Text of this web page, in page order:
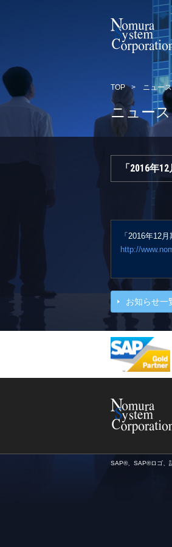
TOP > ニュース
ニュース
「2016年
「2016年12
http://
お知らせ一
SAP®、SAP®ロゴ、